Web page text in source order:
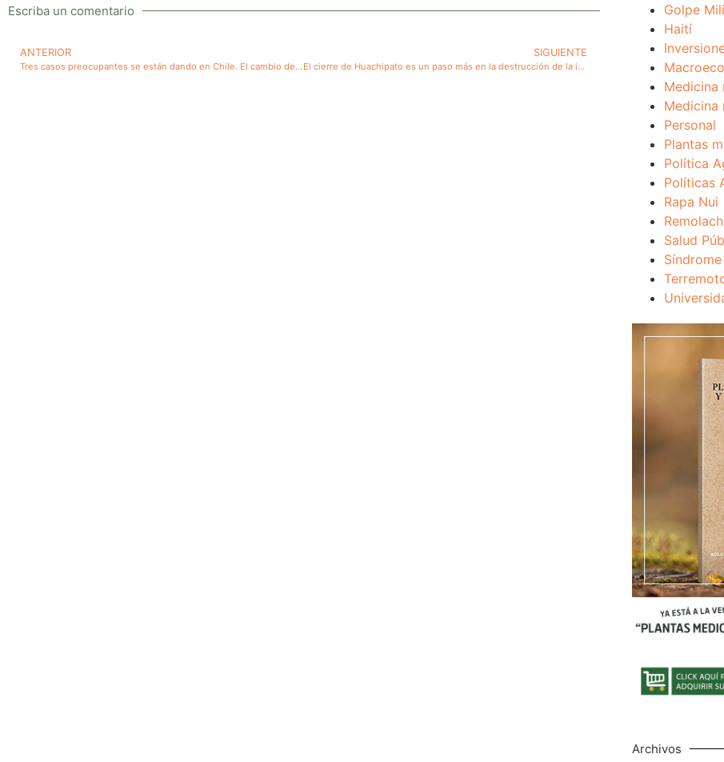
Escriba un comentario
ANTERIOR
Tres casos preocupantes se están dando en Chile. El cambio de nombre de la Cámara de Diputados, el mal uso del calificativo femenino para palabras del género masculino y el uso del “de” inicial en el complemento directo
SIGUIENTE
El cierre de Huachipato es un paso más en la destrucción de la industria manufacturera de Chile
Golpe
Haití
Medicina
Medicina
Personal
Plantas
Política
Políticas
Rapa Nui
Salud
Archivos